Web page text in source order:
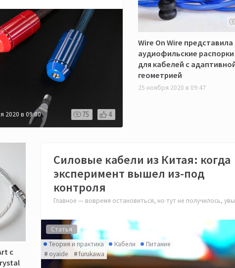
2020 в 09:00 75 4
Wire On Wire представила
аудиофильские распорки
для кабелей с
геометрией
25 ноября 2020 в 09:47
с
Силовые кабели из Китая: когда
эксперимент вышел из-под
контроля
Главное — вовремя остановиться, но тут не получилось, увы
Статья
Теория и практика
Кабели
Питание
oyaide
furukawa